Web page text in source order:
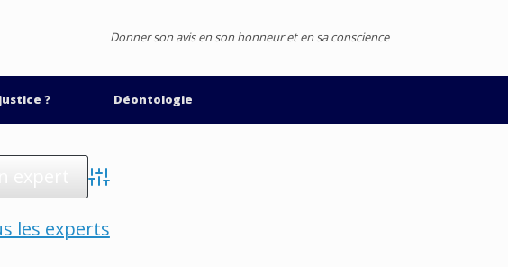
Donner son avis en son honneur et en sa conscience
? Déontologie
Advanced Search
les experts